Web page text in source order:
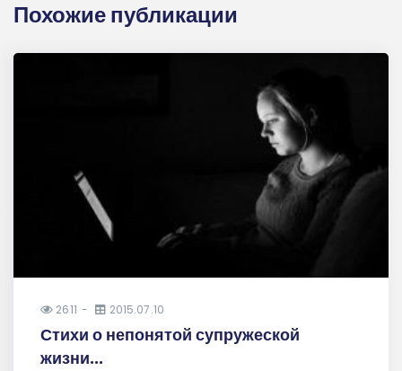
Похожие публикации
2611 2015.07.10
Стихи о непонятой супружеской
жизни...